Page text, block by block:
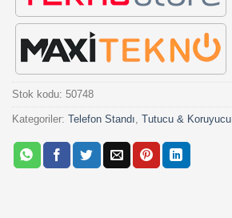
Stok kodu: 50748
Kategoriler: Telefon Standı, Tutucu & Koruyucu